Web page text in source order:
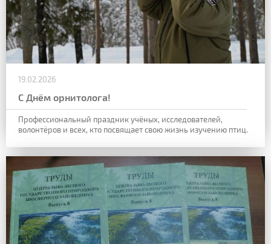
19.02.2026
С Днём орнитолога!
Профессиональный праздник учёных, исследователей,
волонтёров и всех, кто посвящает свою жизнь изучению птиц.